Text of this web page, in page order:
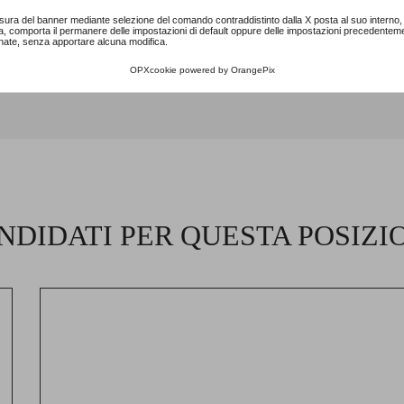
del banner mediante selezione del comando contraddistinto dalla X posta al suo interno,
comporta il permanere delle impostazioni di default oppure delle impostazioni
senza apportare alcuna modifica.
OPXcookie powered by OrangePix
PER QUESTA